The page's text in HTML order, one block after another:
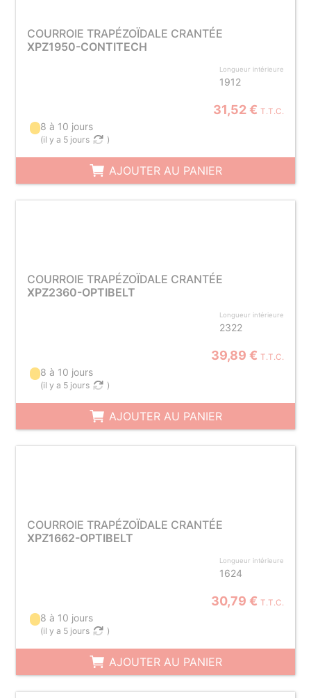
COURROIE TRAPÉZOÏDALE CRANTÉE
XPZ1950-CONTITECH
Longueur intérieure
1912
31,52 € T.T.C.
8 à 10 jours
(il y a 5 jours )
AJOUTER AU PANIER
COURROIE TRAPÉZOÏDALE CRANTÉE
XPZ2360-OPTIBELT
Longueur intérieure
2322
39,89 € T.T.C.
8 à 10 jours
(il y a 5 jours )
AJOUTER AU PANIER
COURROIE TRAPÉZOÏDALE CRANTÉE
XPZ1662-OPTIBELT
Longueur intérieure
1624
30,79 € T.T.C.
8 à 10 jours
(il y a 5 jours )
AJOUTER AU PANIER